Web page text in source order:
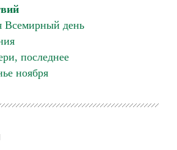
Всемирный день
последнее
ноября